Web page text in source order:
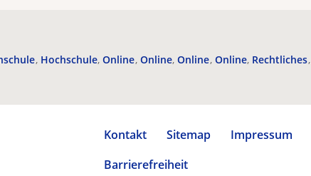
Hochschule Online Online Online Online Rechtliches
Kontakt Sitemap Impressum
Barrierefreiheit